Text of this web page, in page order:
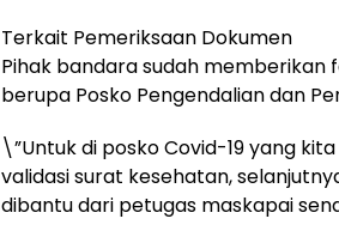
Terkait Pemeriksaan Dokumen
Pihak bandara sudah
berupa Posko Pengendalian dan
\”Untuk di posko Covid-19 yang
validasi surat kesehatan,
dibantu dari petugas maskapai